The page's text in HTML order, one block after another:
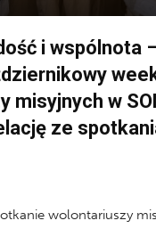
i wspólnota
misyjnych w
ze
wolontariuszy